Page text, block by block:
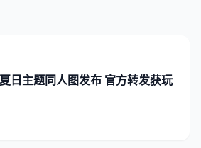
日主题同人图发布 官方转发获玩